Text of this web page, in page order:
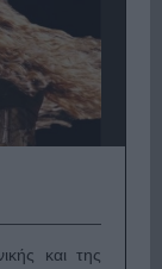
και της